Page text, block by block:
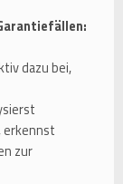
dazu bei,
zur